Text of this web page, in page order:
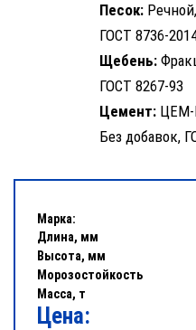
Песок:
ГОСТ 8736-
Щебень:
ГОСТ 8267-93
Цемент: ЦЕМ-
Без добавок,
Марка:
Длина, мм
Высота, мм
Морозостойкость
Масса, т
Цена: